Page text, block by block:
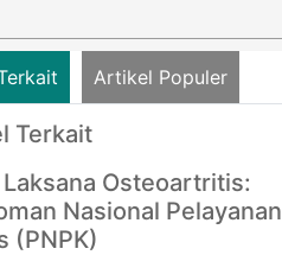
Artikel Populer
Terkait
Laksana Osteoartritis:
Nasional Pelayanan
(PNPK)